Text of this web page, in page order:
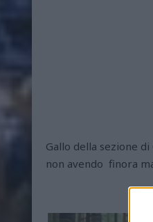
Gallo della sezione
non avendo finora